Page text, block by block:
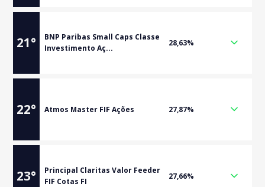
21°
BNP Paribas Small Caps Classe
Investimento Aç...
28,63%
22° Atmos Master FIF Ações 27,87%
23°
Principal Claritas Valor Feeder
FIF Cotas FI
27,66%